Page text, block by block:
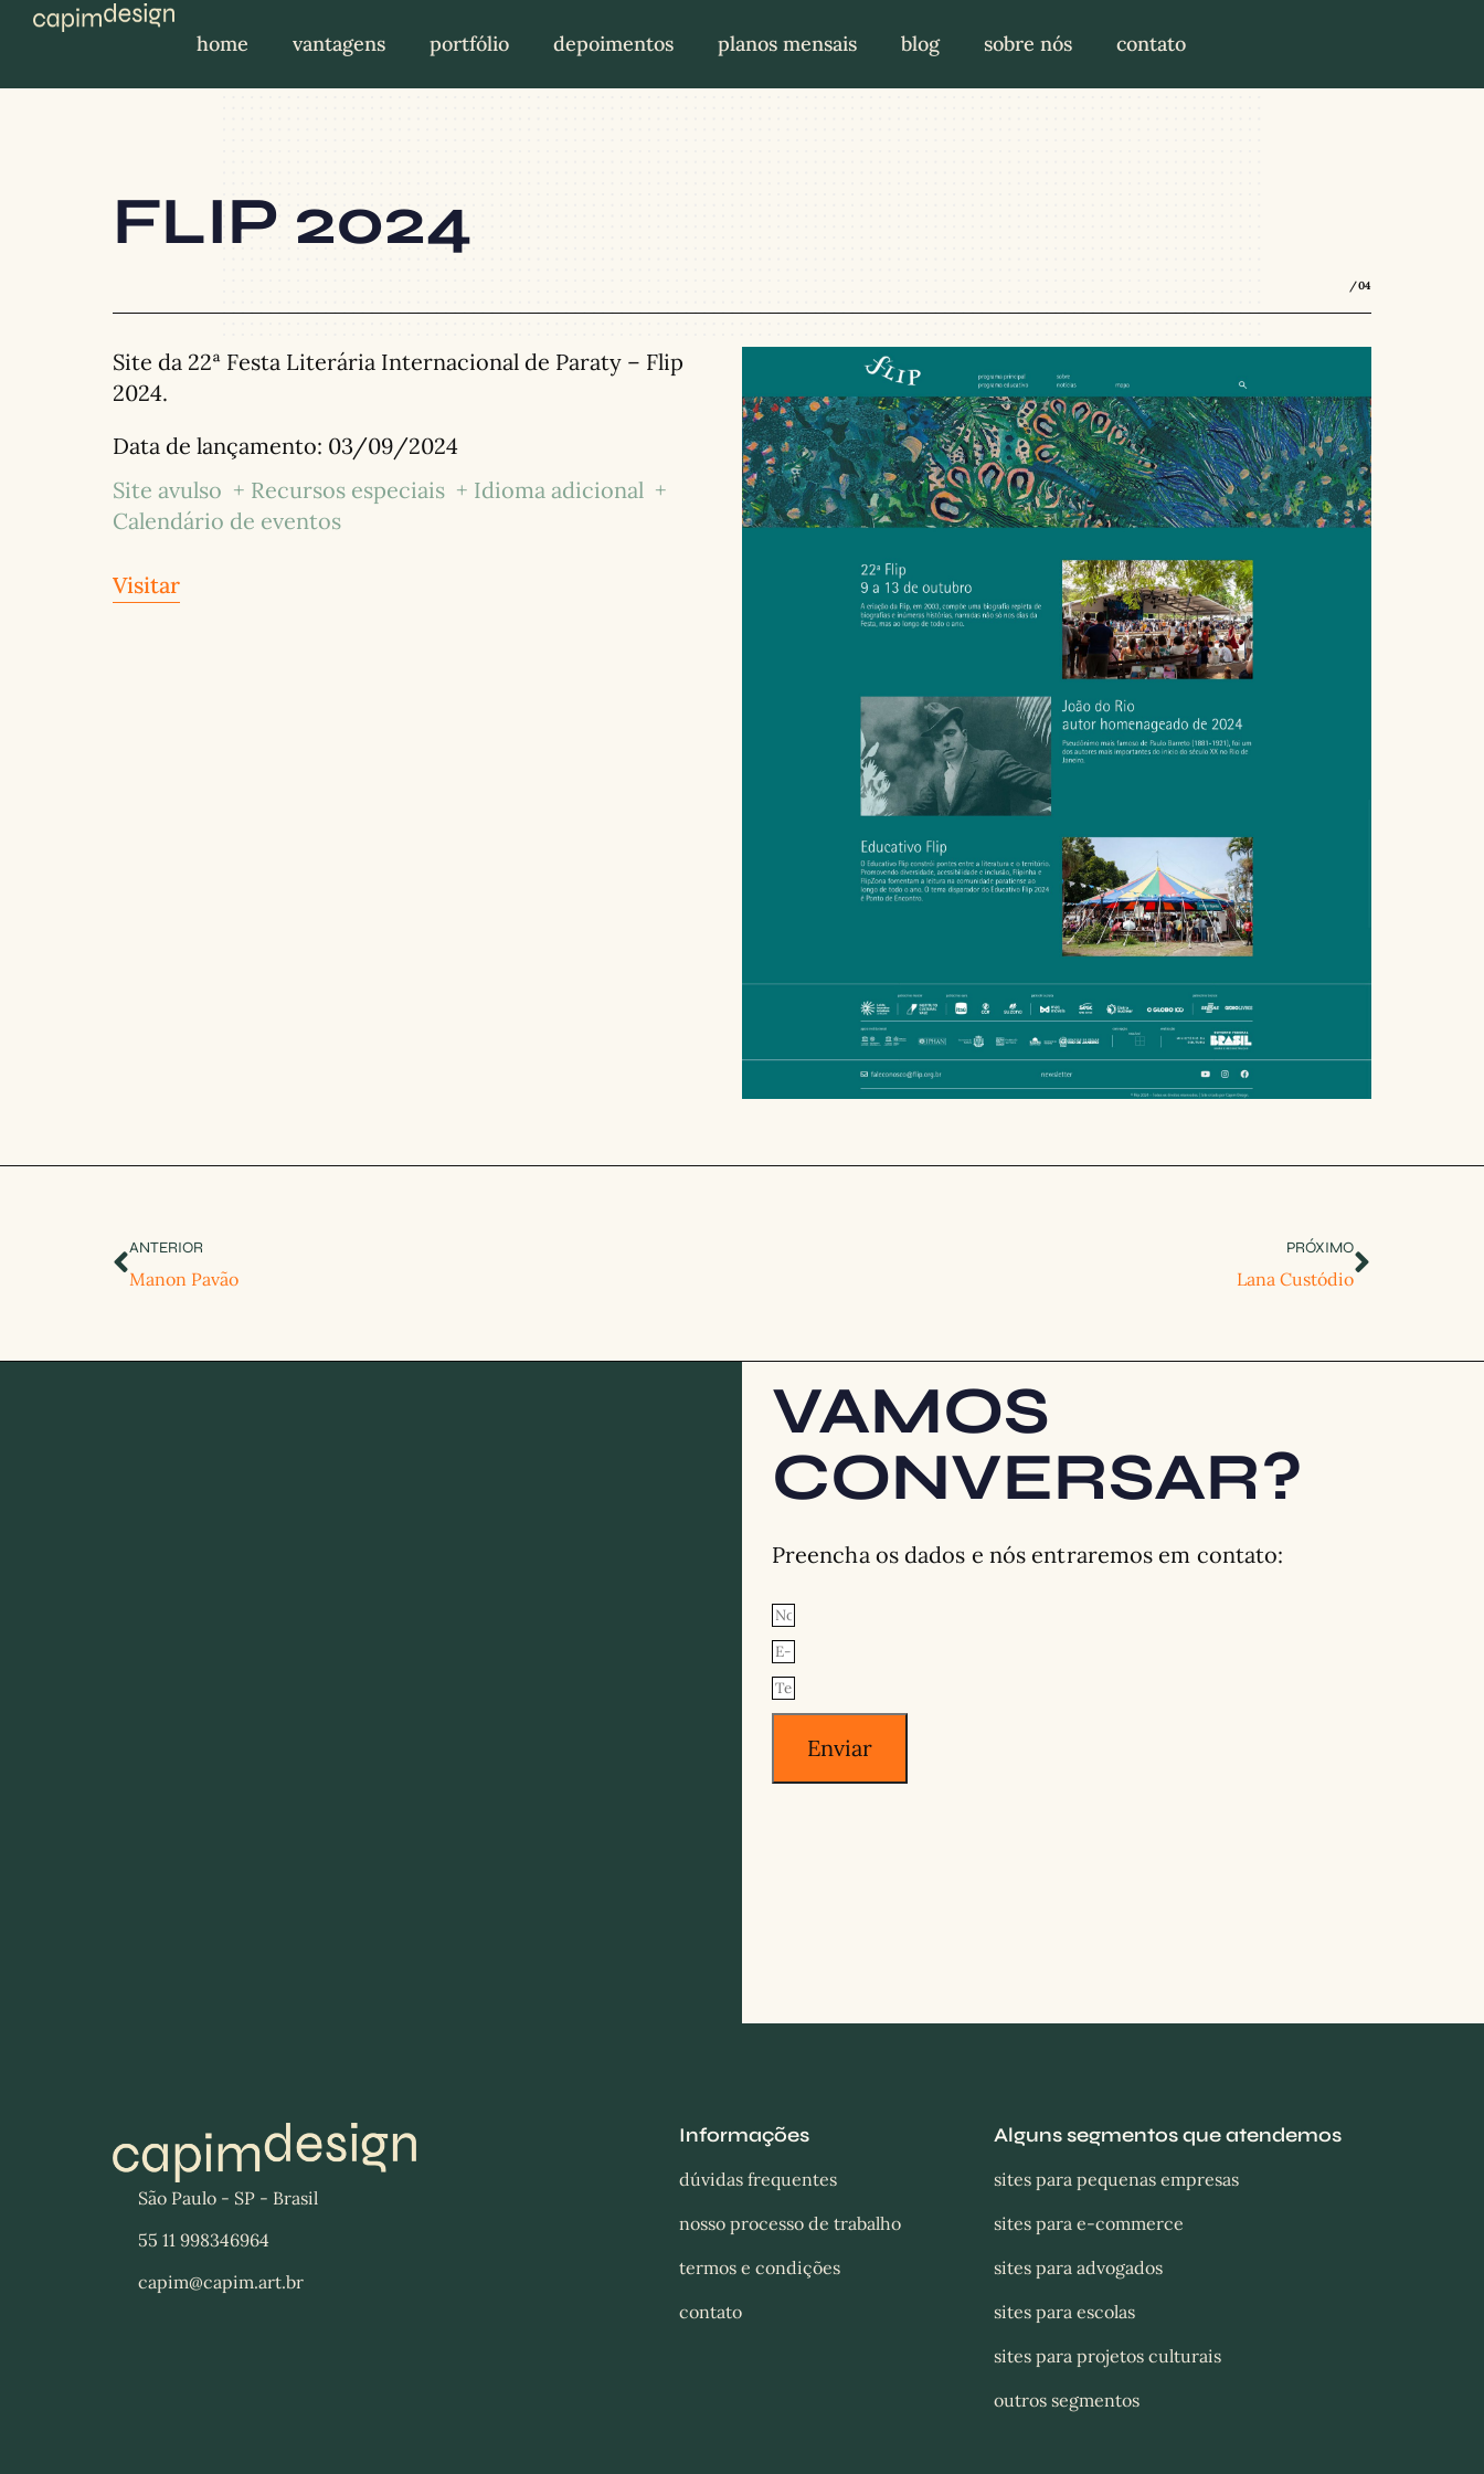
home vantagens portfólio depoimentos planos mensais blog sobre nós contato
FLIP 2024
/04
Site da 22ª Festa Literária Internacional de Paraty – Flip
2024.
Data de lançamento: 03/09/2024
Site avulso + Recursos especiais + Idioma adicional +
Calendário de eventos
Visitar
ANTERIOR
Manon Pavão
PRÓXIMO
Lana Custódio
VAMOS
CONVERSAR?
Preencha os dados e nós entraremos em contato:
Enviar
São Paulo - SP - Brasil
55 11 998346964
capim@capim.art.br
Informações
dúvidas frequentes
nosso processo de trabalho
termos e condições
contato
Alguns segmentos que atendemos
sites para pequenas empresas
sites para e-commerce
sites para advogados
sites para escolas
sites para projetos culturais
outros segmentos